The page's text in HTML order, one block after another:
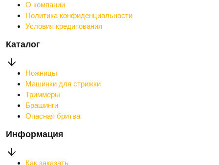
О компании
Политика конфиденциальности
Условия кредитования
Каталог
Ножницы
Машинки для стрижки
Триммеры
Брашинги
Опасная бритва
Информация
Как заказать